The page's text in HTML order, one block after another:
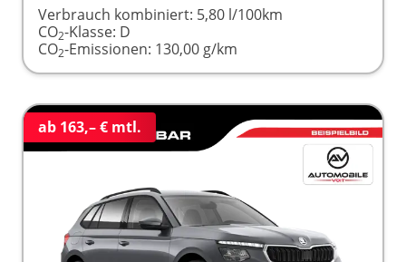
Verbrauch kombiniert: 5,80 l/100km
CO2-Klasse: D
CO2-Emissionen: 130,00 g/km
ab 163,– € mtl.